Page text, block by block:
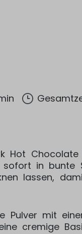
Hot
in bunte
lassen,
Pulver mit
cremige